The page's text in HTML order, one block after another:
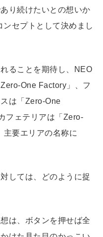
り続けたいとの想いか
セプトとして決めまし
ることを期待し、NEO
One Factory」、フ
は「Zero-One
フェテリアは「Zero-
要エリアの名称に
しては、どのように捉
は、ボタンを押せば全